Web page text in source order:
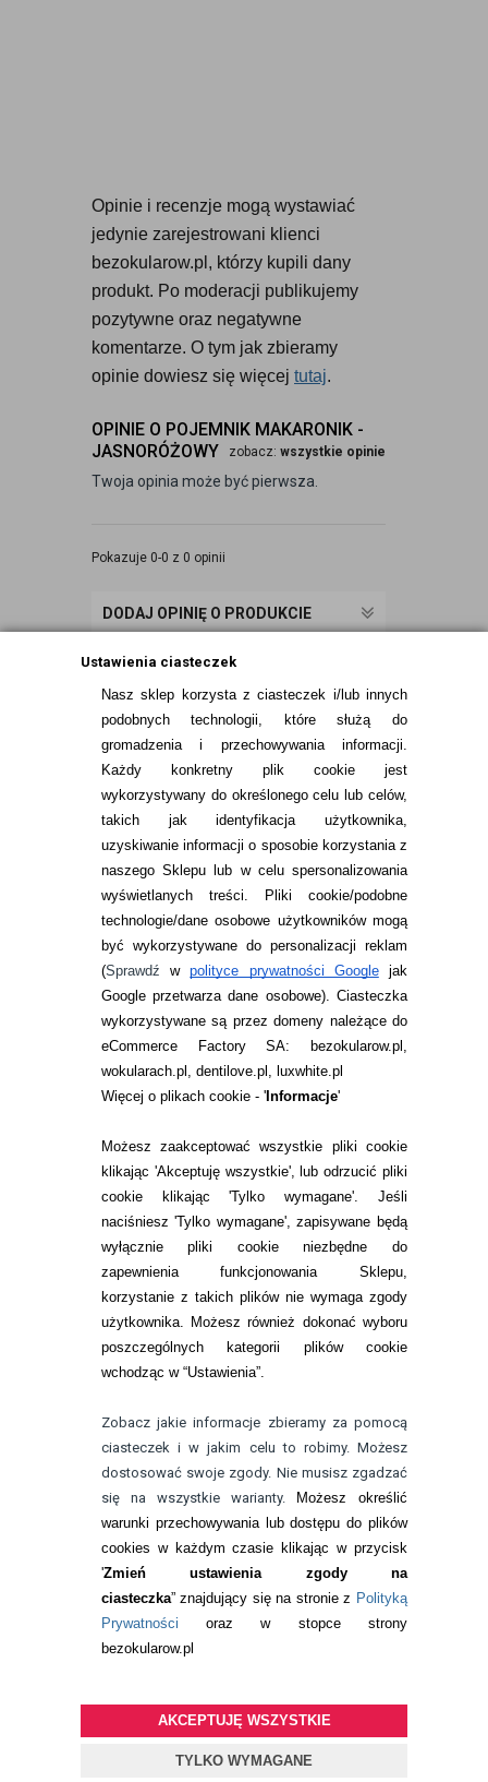
Ustawienia ciasteczek
Nasz sklep korzysta z ciasteczek i/lub innych
podobnych technologii, które służą do
gromadzenia i przechowywania informacji.
Każdy konkretny plik cookie jest
wykorzystywany do określonego celu lub celów,
takich jak identyfikacja użytkownika,
uzyskiwanie informacji o sposobie korzystania z
naszego Sklepu lub w celu spersonalizowania
wyświetlanych treści.
Pliki cookie/podobne
technologie/dane osobowe użytkowników mogą
być wykorzystywane do personalizacji reklam
(Sprawdźwpolityce prywatności Googlejak
Google przetwarza dane osobowe). Ciasteczka
wykorzystywane są przez domeny należące do
eCommerce Factory SA: bezokularow.pl,
wokularach.pl, dentilove.pl, luxwhite.pl
Więcej o plikach cookie - 'Informacje'
Możesz zaakceptować wszystkie pliki cookie
klikając 'Akceptuję wszystkie', lub odrzucić pliki
cookie klikając 'Tylko wymagane'. Jeśli
naciśniesz 'Tylko wymagane', zapisywane będą
wyłącznie pliki cookie niezbędne do
zapewnienia funkcjonowania Sklepu,
korzystanie z takich plików nie wymaga zgody
użytkownika. Możesz również dokonać wyboru
poszczególnych kategorii plików cookie
wchodząc w “Ustawienia”.
Zobacz jakie informacje zbieramy za pomocą
ciasteczek i w jakim celu to robimy. Możesz
dostosować swoje zgody. Nie musisz zgadzać
się na wszystkie warianty.
Możesz określić
warunki przechowywania lub dostępu do plików
cookies w każdym czasie klikając w przycisk
'Zmień ustawienia zgody na
ciasteczka” znajdujący się na stronie z Polityką
Prywatności oraz w stopce strony
bezokularow.pl
AKCEPTUJĘ WSZYSTKIE
TYLKO WYMAGANE
Opinie i recenzje mogą wystawiać
jedynie zarejestrowani klienci
bezokularow.pl, którzy kupili dany
produkt. Po moderacji publikujemy
pozytywne oraz negatywne
komentarze. O tym jak zbieramy
opinie dowiesz się więcej tutaj.
OPINIE O POJEMNIK MAKARONIK -
JASNORÓŻOWY
zobacz: wszystkie opinie
Twoja opinia może być pierwsza.
Pokazuje 0-0 z 0 opinii
DODAJ OPINIĘ O PRODUKCIE
INFORMACJE KONTAKTOWE
JAK ZAMAWIAĆ?
ZWROTY I REKLAMACJA
WARUNKI ZAKUPÓW
RANKINGI SOCZEWEK
SOCZEWKI KOLOROWE
Zwrot (odstąpienie od umowy)
ZMIEŃ USTAWIENIA ZGODY NA CIASTECZKA
KONTAKT
telefon:
22 113 44 42
telefon:
732 08 08 72
kontakt@bezokularow.pl
BEZOKULARÓW.PL | soczewki kontaktowe i płyny